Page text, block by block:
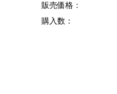
販売価格：
購入数：